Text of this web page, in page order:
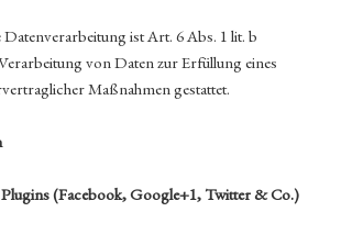
ist Art. 6 Abs. 1 lit. b
von Daten zur Erfüllung eines
Maßnahmen gestattet.
Plugins (Facebook, Google+1, Twitter & Co.)